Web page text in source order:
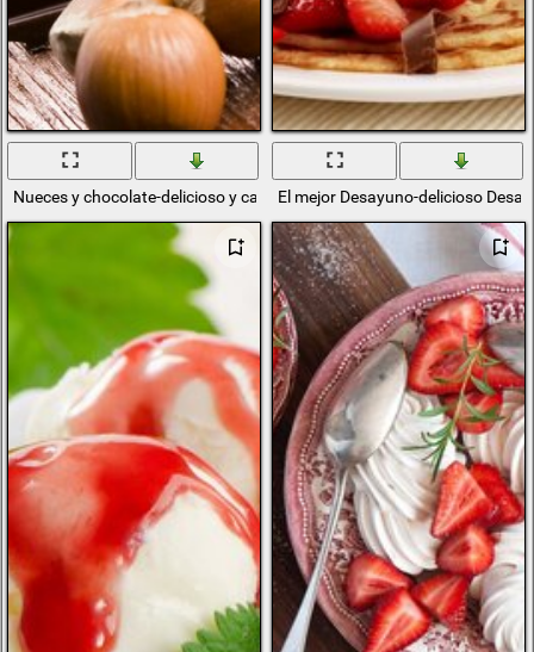
Nueces y chocolate-delicioso y calóricoEl mejor Desayuno-delicioso